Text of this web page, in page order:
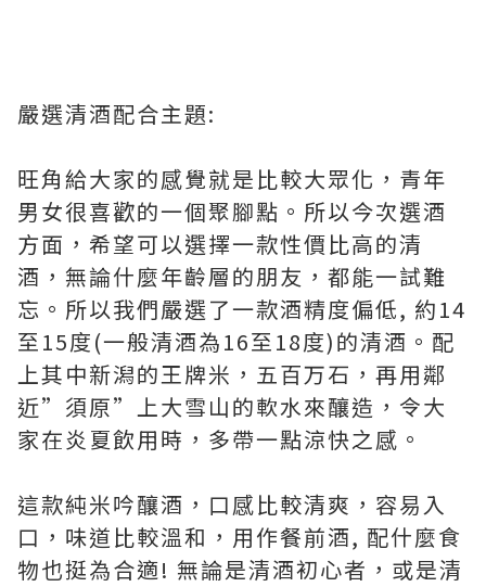
嚴選清酒配合主題:
旺角給大家的感覺就是比較大眾化，青年
男女很喜歡的一個聚腳點。所以今次選酒
方面，希望可以選擇一款性價比高的清
酒，無論什麼年齡層的朋友，都能一試難
忘。所以我們嚴選了一款酒精度偏低, 約14
至15度(一般清酒為16至18度)的清酒。配
上其中新潟的王牌米，五百万石，再用鄰
近”須原”上大雪山的軟水來釀造，令大
家在炎夏飲用時，多帶一點涼快之感。
這款純米吟釀酒，口感比較清爽，容易入
口，味道比較溫和，用作餐前酒, 配什麼食
物也挺為合適! 無論是清酒初心者，或是清